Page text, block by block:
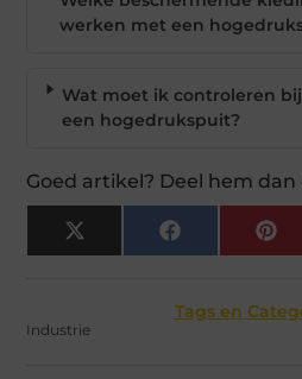
werken met een
Wat moet ik controleren
een hogedrukspuit?
Goed artikel? Deel hem dan
X
(Twitter)
Facebook
Tags en
Industrie